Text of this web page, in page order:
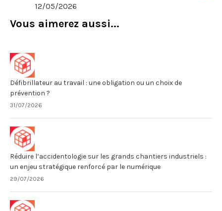
12/05/2026
Vous aimerez aussi...
Défibrillateur au travail : une obligation ou un choix de
prévention ?
31/07/2026
Réduire l’accidentologie sur les grands chantiers industriels :
un enjeu stratégique renforcé par le numérique
29/07/2026